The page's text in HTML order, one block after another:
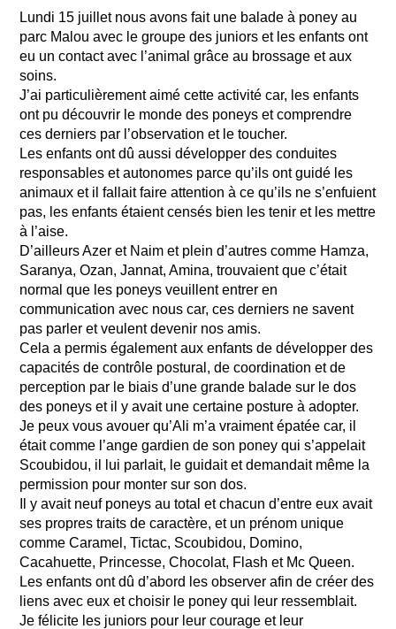
Lundi 15 juillet nous avons fait une balade à poney au
parc Malou avec le groupe des juniors et les enfants ont
eu un contact avec l’animal grâce au brossage et aux
soins.
J’ai particulièrement aimé cette activité car, les enfants
ont pu découvrir le monde des poneys et comprendre
ces derniers par l’observation et le toucher.
Les enfants ont dû aussi développer des conduites
responsables et autonomes parce qu’ils ont guidé les
animaux et il fallait faire attention à ce qu’ils ne s’enfuient
pas, les enfants étaient censés bien les tenir et les mettre
à l’aise.
D’ailleurs Azer et Naim et plein d’autres comme Hamza,
Saranya, Ozan, Jannat, Amina, trouvaient que c’était
normal que les poneys veuillent entrer en
communication avec nous car, ces derniers ne savent
pas parler et veulent devenir nos amis.
Cela a permis également aux enfants de développer des
capacités de contrôle postural, de coordination et de
perception par le biais d’une grande balade sur le dos
des poneys et il y avait une certaine posture à adopter.
Je peux vous avouer qu’Ali m’a vraiment épatée car, il
était comme l’ange gardien de son poney qui s’appelait
Scoubidou, il lui parlait, le guidait et demandait même la
permission pour monter sur son dos.
Il y avait neuf poneys au total et chacun d’entre eux avait
ses propres traits de caractère, et un prénom unique
comme Caramel, Tictac, Scoubidou, Domino,
Cacahuette, Princesse, Chocolat, Flash et Mc Queen.
Les enfants ont dû d’abord les observer afin de créer des
liens avec eux et choisir le poney qui leur ressemblait.
Je félicite les juniors pour leur courage et leur